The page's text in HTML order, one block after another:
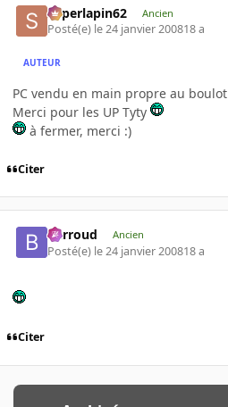
superlapin62 Ancien
Posté(e) le 24 janvier 200818 a
AUTEUR
PC vendu en main propre au boulot
Merci pour les UP Tyty
à fermer, merci :)
Citer
Barroud Ancien
Posté(e) le 24 janvier 200818 a
Citer